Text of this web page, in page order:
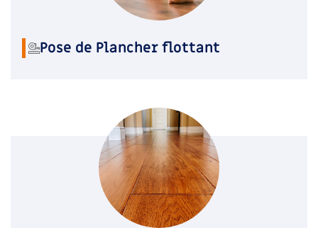
Pose de Plancher flottant